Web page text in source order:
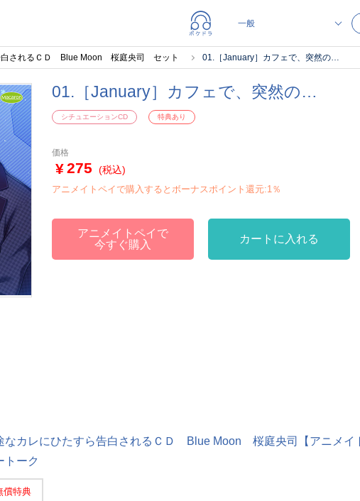
白されるＣＤ Blue Moon 桜庭央司 セット 01.［January］カフェで、突然の…
01.［January］カフェで、突然の…
シチュエーションCD 特典あり
価格
275 (税込)
アニメイトペイで購入するとボーナスポイント還元:1％
アニメイトペイで
今すぐ購入
カートに入れる
なカレにひたすら告白されるＣＤ Blue Moon 桜庭央司【アニメイ
トーク
償特典